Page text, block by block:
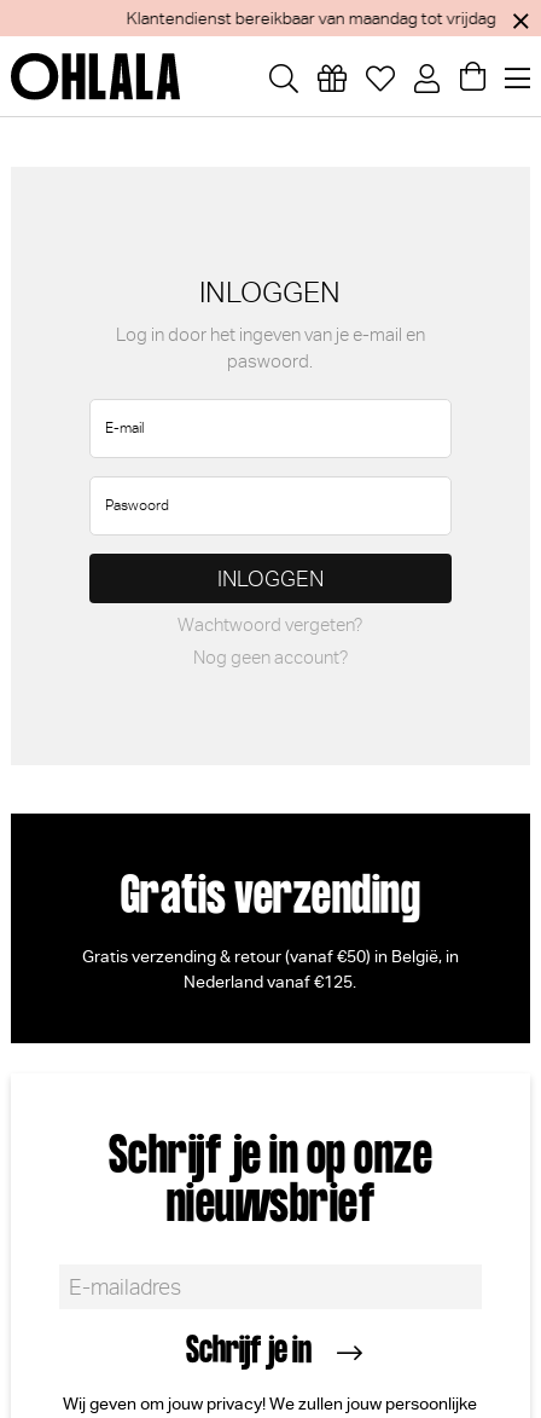
Klantendienst bereikbaar van maandag tot vrijdag
INLOGGEN
Log in door het ingeven van je e-mail en
paswoord.
E-mail
Paswoord
Wachtwoord vergeten?
Nog geen account?
Gratis verzending
Gratis verzending & retour (vanaf €50) in België, in
Nederland vanaf €125.
Schrijf je in op onze
nieuwsbrief
Wij geven om jouw privacy! We zullen jouw persoonlijke